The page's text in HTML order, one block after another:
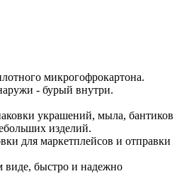
микрогофрокартона.
- бурый внутри.
украшений, мыла, бантиков
изделий.
для маркетплейсов и отправки
виде, быстро и надежно